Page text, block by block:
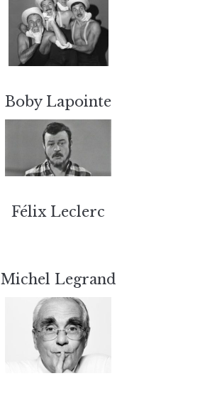
Boby Lapointe
Félix Leclerc
Michel Legrand